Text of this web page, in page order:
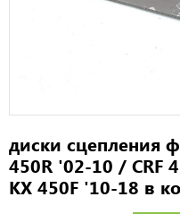
диски сцепления
450R '02-10 / CRF
KX 450F '10-18 в